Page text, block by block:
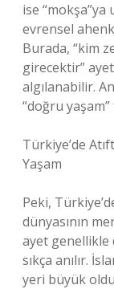
ise
evrensel
Burada, “kim
girecektir”
algılanabilir.
“doğru
Türkiye’de
Yaşam
Peki,
dünyasının
ayet
sıkça anılır.
yeri büyük